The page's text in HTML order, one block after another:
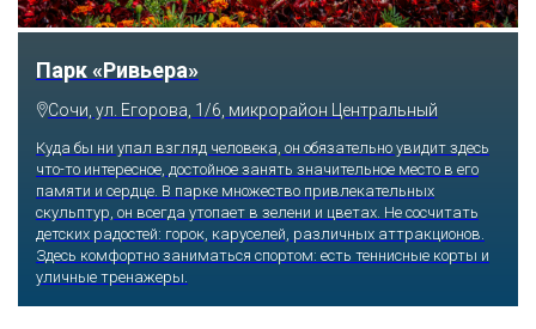
Аквапарк «АКВАЛОО»
Сочи, ул. Декабристов, 78б
Градусы веселья в любое время года повысят экстремальные
горки, анимационные программы и пенные дискотеки. Добавят
жару SPA-зоны с джакузи и саунами, баня с эффектом соляной
комнаты. Никто не откажется поплавать в бассейнах с теплой
морской водой, испытать эффект гидромассажных водопадов.
Малыши могут безопасно плескаться в детском бассейне.